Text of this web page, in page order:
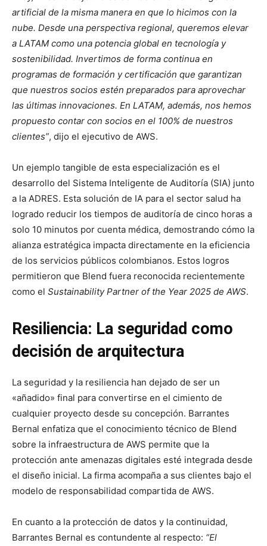
artificial de la misma manera en que lo hicimos con la
nube. Desde una perspectiva regional, queremos elevar
a LATAM como una potencia global en tecnología y
sostenibilidad. Invertimos de forma continua en
programas de formación y certificación que garantizan
que nuestros socios estén preparados para aprovechar
las últimas innovaciones. En LATAM, además, nos hemos
propuesto contar con socios en el 100% de nuestros
clientes”, dijo el ejecutivo de AWS.
Un ejemplo tangible de esta especialización es el
desarrollo del Sistema Inteligente de Auditoría (SIA) junto
a la ADRES. Esta solución de IA para el sector salud ha
logrado reducir los tiempos de auditoría de cinco horas a
solo 10 minutos por cuenta médica, demostrando cómo la
alianza estratégica impacta directamente en la eficiencia
de los servicios públicos colombianos. Estos logros
permitieron que Blend fuera reconocida recientemente
como el Sustainability Partner of the Year 2025 de AWS.
Resiliencia: La seguridad como
decisión de arquitectura
La seguridad y la resiliencia han dejado de ser un
«añadido» final para convertirse en el cimiento de
cualquier proyecto desde su concepción. Barrantes
Bernal enfatiza que el conocimiento técnico de Blend
sobre la infraestructura de AWS permite que la
protección ante amenazas digitales esté integrada desde
el diseño inicial. La firma acompaña a sus clientes bajo el
modelo de responsabilidad compartida de AWS.
En cuanto a la protección de datos y la continuidad,
Barrantes Bernal es contundente al respecto: “El